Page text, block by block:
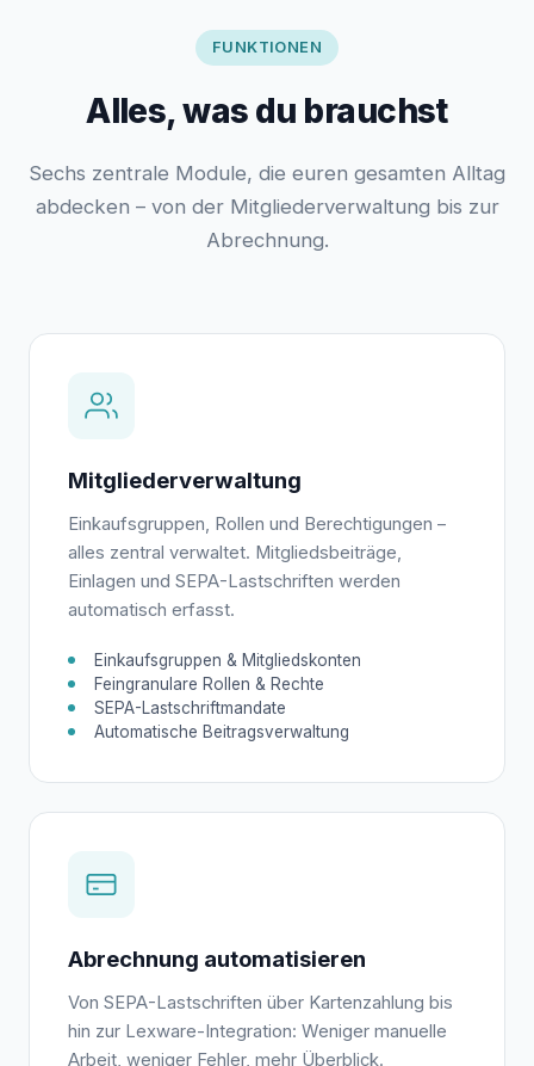
FUNKTIONEN
Alles, was du brauchst
Sechs zentrale Module, die euren gesamten Alltag
abdecken – von der Mitgliederverwaltung bis zur
Abrechnung.
Mitgliederverwaltung
Einkaufsgruppen, Rollen und Berechtigungen –
alles zentral verwaltet. Mitgliedsbeiträge,
Einlagen und SEPA-Lastschriften werden
automatisch erfasst.
Einkaufsgruppen & Mitgliedskonten
Feingranulare Rollen & Rechte
SEPA-Lastschriftmandate
Automatische Beitrags­verwaltung
Abrechnung automatisieren
Von SEPA-Lastschriften über Kartenzahlung bis
hin zur Lexware-Integration: Weniger manuelle
Arbeit, weniger Fehler, mehr Überblick.